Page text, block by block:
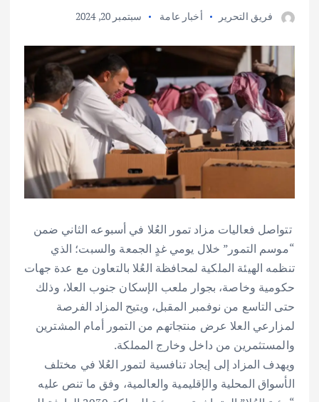
فريق التحرير أخبار عامة سبتمبر 20, 2024
تتواصل فعاليات مزاد تمور العُلا في أسبوعه الثاني ضمن
“موسم التمور” خلال يومي غدٍ الجمعة والسبت؛ الذي
تنظمه الهيئة الملكية لمحافظة العُلا بالتعاون مع عدة جهات
حكومية وخاصة، بجوار ملعب الإسكان جنوب العلا، وذلك
حتى التاسع من نوفمبر المقبل، ويتيح المزاد الفرصة
لمزارعي العلا عرض منتجاتهم من التمور أمام المشترين
والمستثمرين من داخل وخارج المملكة.
ويهدف المزاد إلى إيجاد تنافسية لتمور العُلا في مختلف
الأسواق المحلية والإقليمية والعالمية، وفق ما تنص عليه